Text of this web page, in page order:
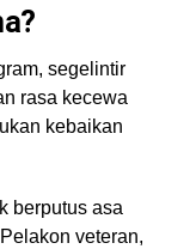
segelintir
rasa kecewa
kebaikan
berputus asa
veteran,